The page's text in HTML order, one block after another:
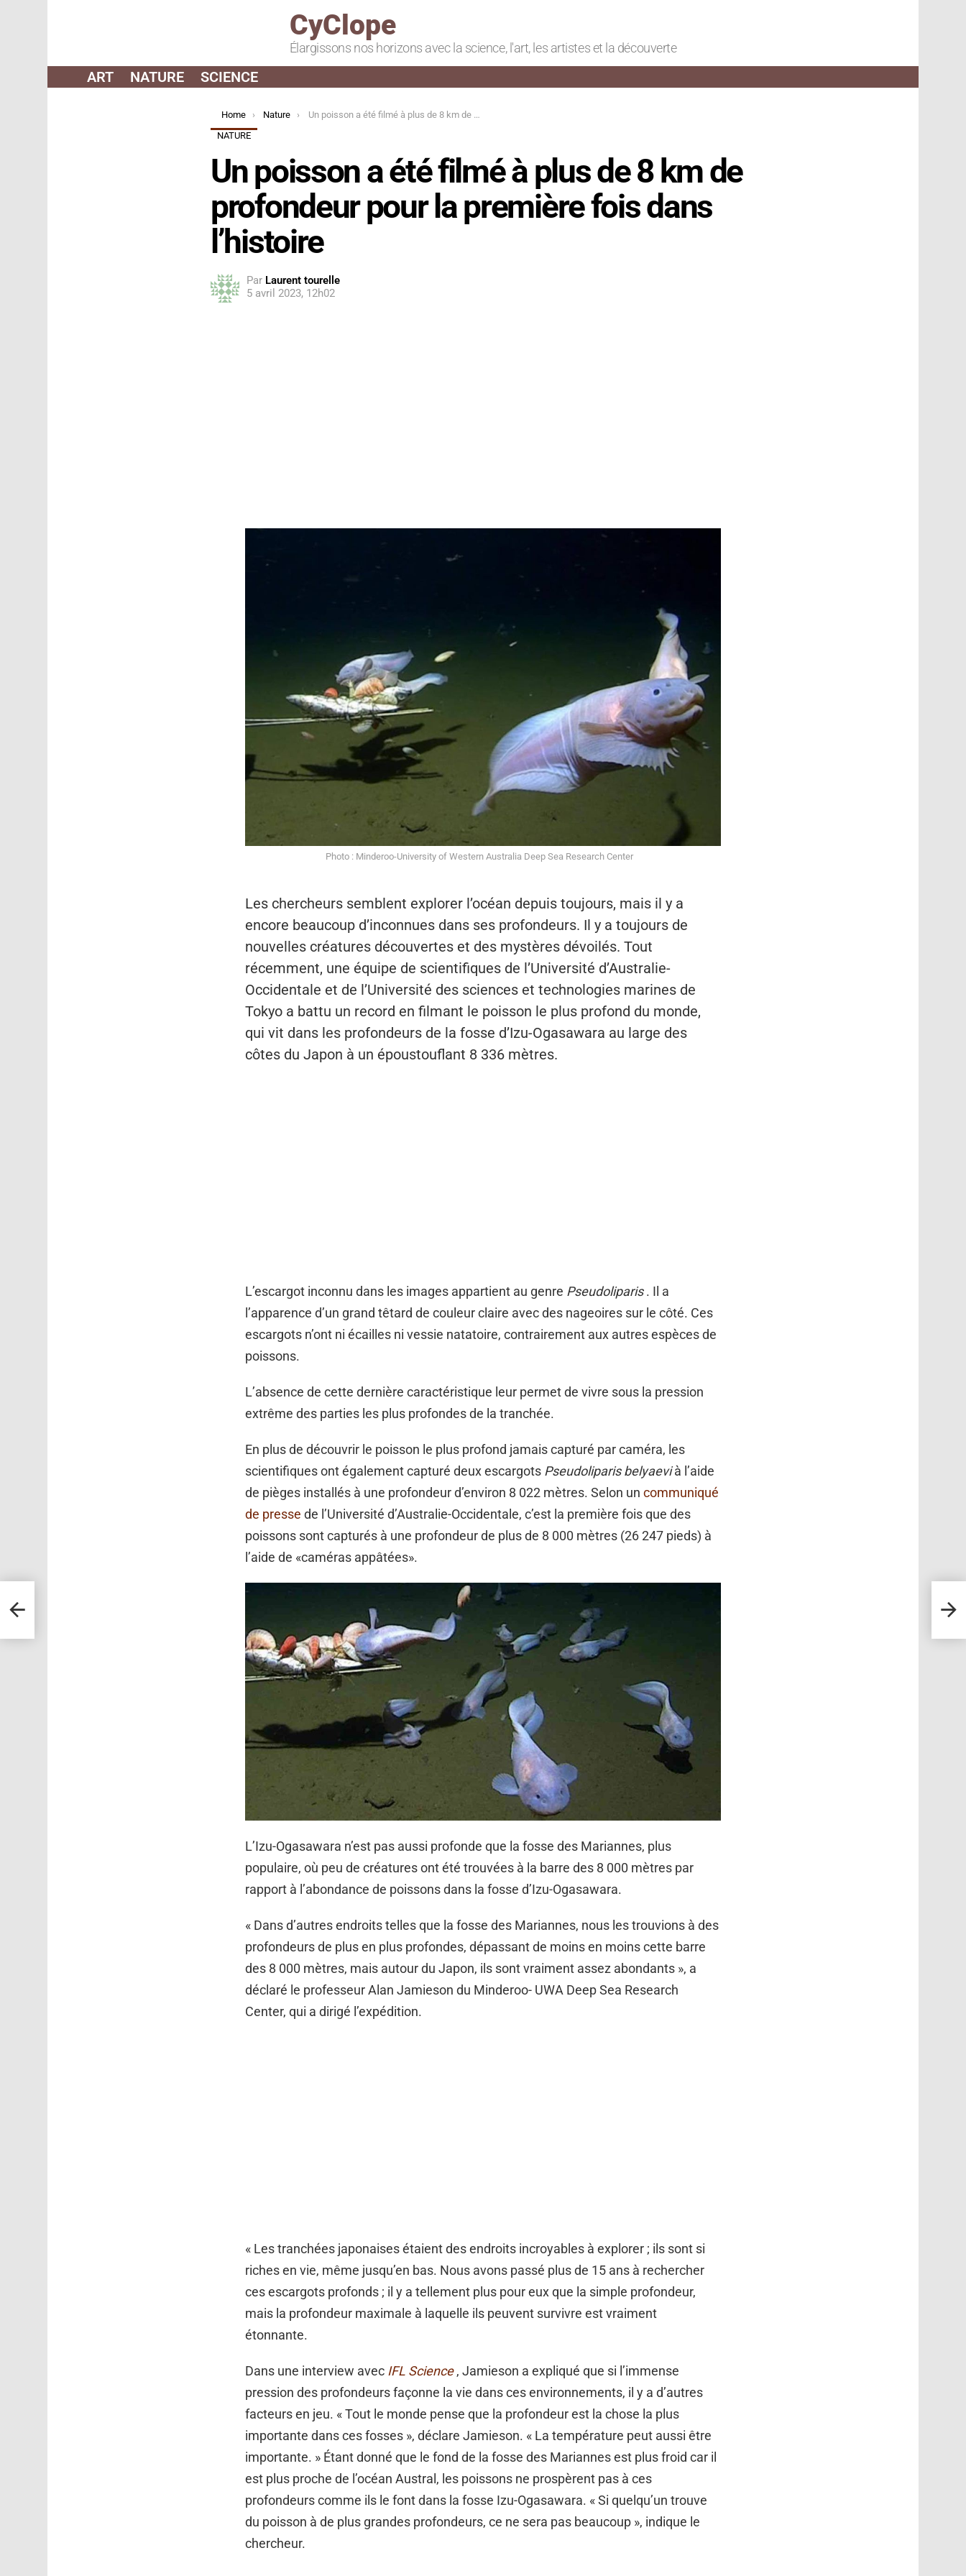
CyClope
Élargissons nos horizons avec la science, l'art, les artistes et la découverte
ART NATURE SCIENCE
You are here:
Home Nature
Un poisson a été filmé à plus de 8 km de profondeur pour la première fois dans l’histoire
NATURE
Un poisson a été filmé à plus de 8 km de
profondeur pour la première fois dans
l’histoire
Par Laurent tourelle
5 avril 2023, 12h02
Photo : Minderoo-University of Western Australia Deep Sea Research Center
Les chercheurs semblent explorer l’océan depuis toujours, mais il y a
encore beaucoup d’inconnues dans ses profondeurs. Il y a toujours de
nouvelles créatures découvertes et des mystères dévoilés. Tout
récemment, une équipe de scientifiques de l’Université d’Australie-
Occidentale et de l’Université des sciences et technologies marines de
Tokyo a battu un record en filmant le poisson le plus profond du monde,
qui vit dans les profondeurs de la fosse d’Izu-Ogasawara au large des
côtes du Japon à un époustouflant 8 336 mètres.
L’escargot inconnu dans les images appartient au genre Pseudoliparis. Il a
l’apparence d’un grand têtard de couleur claire avec des nageoires sur le côté. Ces
escargots n’ont ni écailles ni vessie natatoire, contrairement aux autres espèces de
poissons.
L’absence de cette dernière caractéristique leur permet de vivre sous la pression
extrême des parties les plus profondes de la tranchée.
En plus de découvrir le poisson le plus profond jamais capturé par caméra, les
scientifiques ont également capturé deux escargots Pseudoliparis belyaevià l’aide
de pièges installés à une profondeur d’environ 8 022 mètres. Selon un communiqué
de presse de l’Université d’Australie-Occidentale, c’est la première fois que des
poissons sont capturés à une profondeur de plus de 8 000 mètres (26 247 pieds) à
l’aide de «caméras appâtées».
L’Izu-Ogasawara n’est pas aussi profonde que la fosse des Mariannes, plus
populaire, où peu de créatures ont été trouvées à la barre des 8 000 mètres par
rapport à l’abondance de poissons dans la fosse d’Izu-Ogasawara.
« Dans d’autres endroits telles que la fosse des Mariannes, nous les trouvions à des
profondeurs de plus en plus profondes, dépassant de moins en moins cette barre
des 8 000 mètres, mais autour du Japon, ils sont vraiment assez abondants », a
déclaré le professeur Alan Jamieson du Minderoo- UWA Deep Sea Research
Center, qui a dirigé l’expédition.
« Les tranchées japonaises étaient des endroits incroyables à explorer ; ils sont si
riches en vie, même jusqu’en bas. Nous avons passé plus de 15 ans à rechercher
ces escargots profonds ; il y a tellement plus pour eux que la simple profondeur,
mais la profondeur maximale à laquelle ils peuvent survivre est vraiment
étonnante.
Dans une interview avec IFL Science, Jamieson a expliqué que si l’immense
pression des profondeurs façonne la vie dans ces environnements, il y a d’autres
facteurs en jeu. « Tout le monde pense que la profondeur est la chose la plus
importante dans ces fosses », déclare Jamieson. « La température peut aussi être
importante. » Étant donné que le fond de la fosse des Mariannes est plus froid car il
est plus proche de l’océan Austral, les poissons ne prospèrent pas à ces
profondeurs comme ils le font dans la fosse Izu-Ogasawara. « Si quelqu’un trouve
du poisson à de plus grandes profondeurs, ce ne sera pas beaucoup », indique le
chercheur.
ans